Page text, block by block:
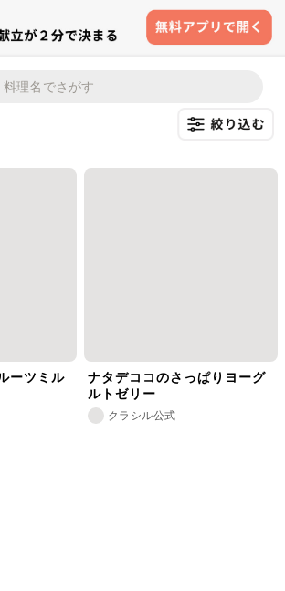
ーツミル
ナタデココのさっぱりヨーグ
ルトゼリー
クラシル公式